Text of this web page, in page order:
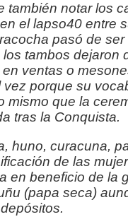
también notar los
el lapso40 entre
pasó de
los tambos dejaron
ventas o
porque su
mismo que la
tras la Conquista.
, huno, curacuna,
de las
en beneficio de la
(papa seca)
depósitos.